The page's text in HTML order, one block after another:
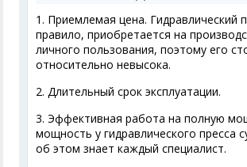
1. Приемлемая цена. Гидравлический
правило, приобретается на
личного пользования, поэтому его
относительно невысока.
2. Длительный срок эксплуатации.
3. Эффективная работа на полную
мощность у гидравлического пресса
об этом знает каждый специалист.